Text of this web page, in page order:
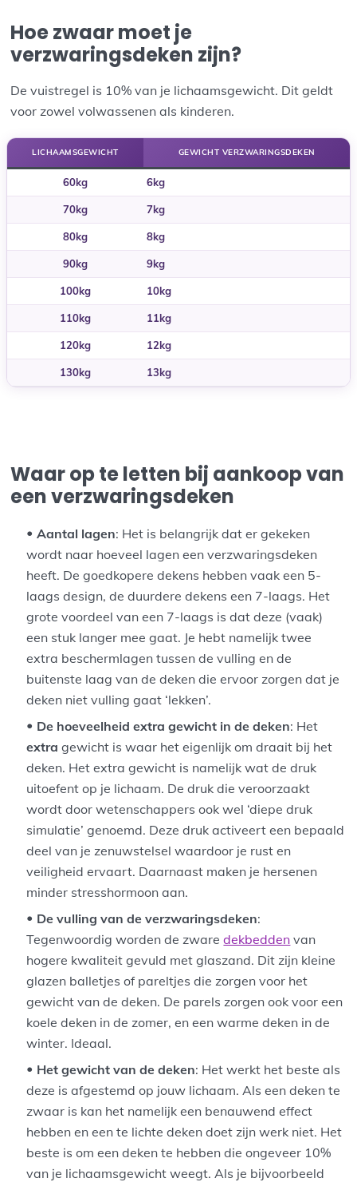
Hoe zwaar moet je
verzwaringsdeken zijn?
De vuistregel is 10% van je lichaamsgewicht. Dit geldt
voor zowel volwassenen als kinderen.
LICHAAMSGEWICHT GEWICHT VERZWARINGSDEKEN
60kg 6kg
70kg 7kg
80kg 8kg
90kg 9kg
100kg 10kg
110kg 11kg
120kg 12kg
130kg 13kg
Waar op te letten bij aankoop van
een verzwaringsdeken
Aantal lagen: Het is belangrijk dat er gekeken
wordt naar hoeveel lagen een verzwaringsdeken
heeft. De goedkopere dekens hebben vaak een 5-
laags design, de duurdere dekens een 7-laags. Het
grote voordeel van een 7-laags is dat deze (vaak)
een stuk langer mee gaat. Je hebt namelijk twee
extra beschermlagen tussen de vulling en de
buitenste laag van de deken die ervoor zorgen dat je
deken niet vulling gaat ‘lekken’.
De hoeveelheid extra gewicht in de deken: Het
extra gewicht is waar het eigenlijk om draait bij het
deken. Het extra gewicht is namelijk wat de druk
uitoefent op je lichaam. De druk die veroorzaakt
wordt door wetenschappers ook wel ‘diepe druk
simulatie’ genoemd. Deze druk activeert een bepaald
deel van je zenuwstelsel waardoor je rust en
veiligheid ervaart. Daarnaast maken je hersenen
minder stresshormoon aan.
De vulling van de verzwaringsdeken:
Tegenwoordig worden de zwaredekbedden van
hogere kwaliteit gevuld met glaszand. Dit zijn kleine
glazen balletjes of pareltjes die zorgen voor het
gewicht van de deken. De parels zorgen ook voor een
koele deken in de zomer, en een warme deken in de
winter. Ideaal.
Het gewicht van de deken: Het werkt het beste als
deze is afgestemd op jouw lichaam. Als een deken te
zwaar is kan het namelijk een benauwend effect
hebben en een te lichte deken doet zijn werk niet. Het
beste is om een deken te hebben die ongeveer 10%
van je lichaamsgewicht weegt. Als je bijvoorbeeld